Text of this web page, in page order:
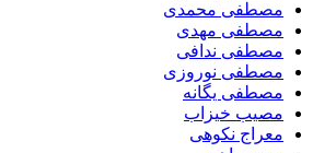
مصطفی محمدی
مصطفی مهدی
مصطفی ندافی
مصطفی نوروزی
مصطفی یگانه
مصیب خیزاب
معراج نکوهی